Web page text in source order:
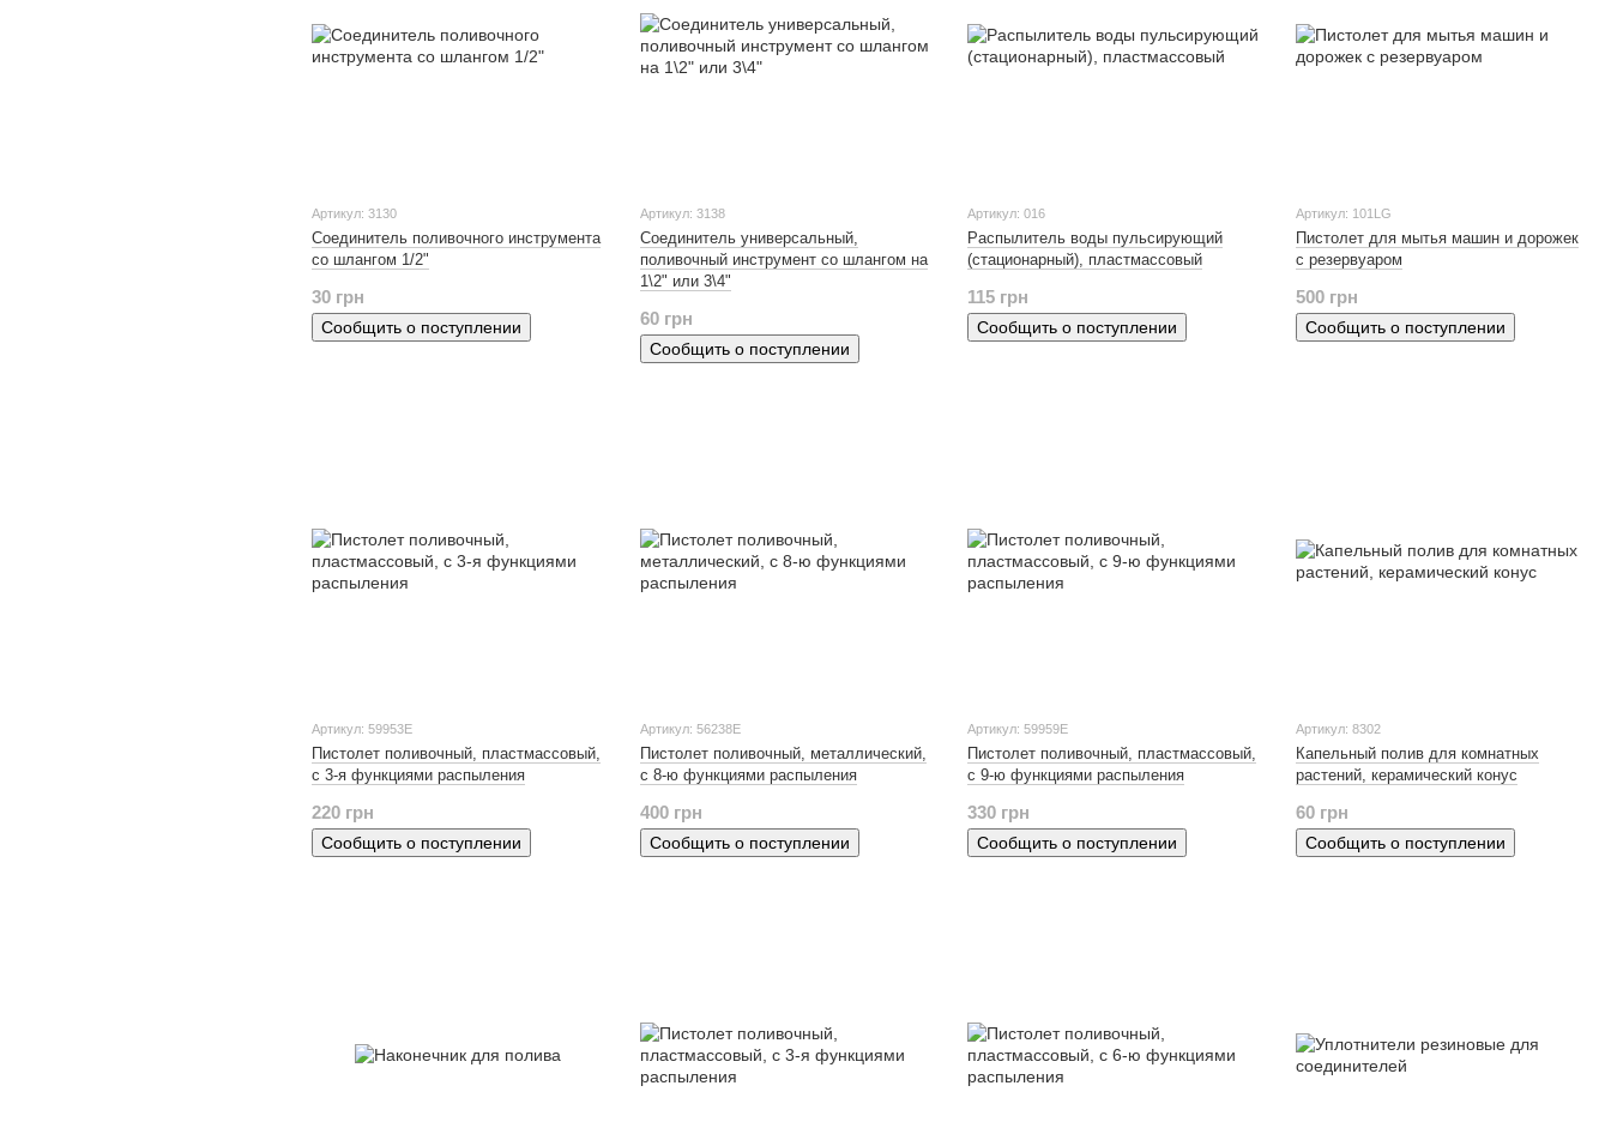
Артикул: 3130
Соединитель поливочного инструмента
со шлангом 1/2"
30 грн
Сообщить о поступлении
Артикул: 3138
Соединитель универсальный,
поливочный инструмент со шлангом на
1\2" или 3\4"
60 грн
Сообщить о поступлении
Артикул: 016
Распылитель воды пульсирующий
(стационарный), пластмассовый
115 грн
Сообщить о поступлении
Артикул: 101LG
Пистолет для мытья машин и дорожек
с резервуаром
500 грн
Сообщить о поступлении
Артикул: 59953Е
Пистолет поливочный, пластмассовый,
с 3-я функциями распыления
220 грн
Сообщить о поступлении
Артикул: 56238Е
Пистолет поливочный, металлический,
с 8-ю функциями распыления
400 грн
Сообщить о поступлении
Артикул: 59959Е
Пистолет поливочный, пластмассовый,
с 9-ю функциями распыления
330 грн
Сообщить о поступлении
Артикул: 8302
Капельный полив для комнатных
растений, керамический конус
60 грн
Сообщить о поступлении